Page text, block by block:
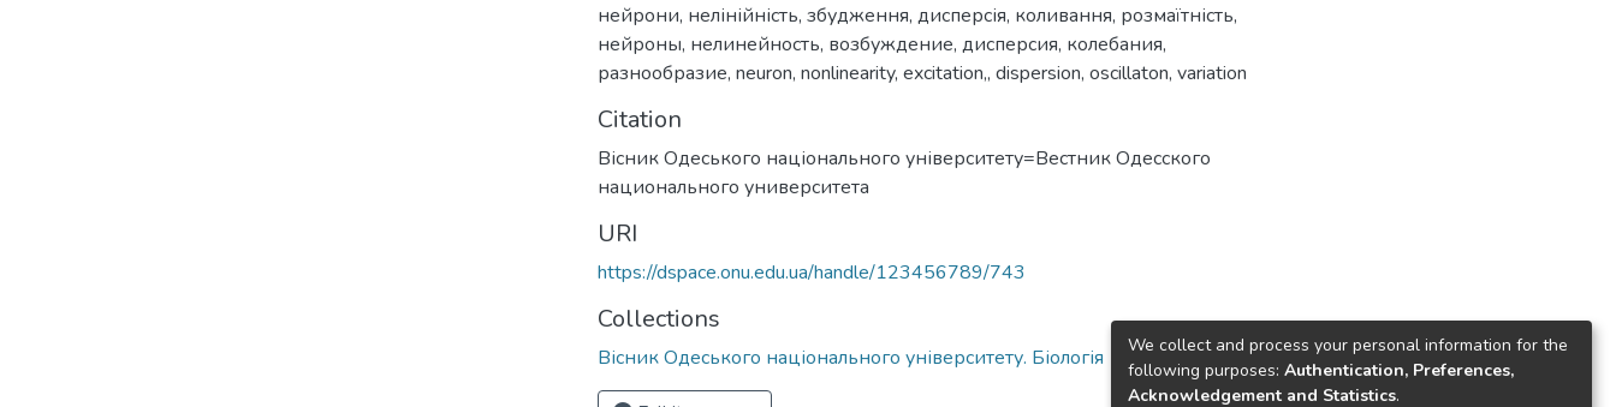
нейрони, нелінійність, збудження, дисперсія, коливання, розмаїтність,
нейроны, нелинейность, возбуждение, дисперсия, колебания,
разнообразие, neuron, nonlinearity, excitation,, dispersion, oscillaton, variation
Citation
Вісник Одеського національного університету=Вестник Одесского
национального университета
URI
https://dspace.onu.edu.ua/handle/123456789/743
Collections
Вісник Одеського національного університету. Біологія
We collect and process your personal information for the
following purposes: Authentication, Preferences,
Acknowledgement and Statistics.